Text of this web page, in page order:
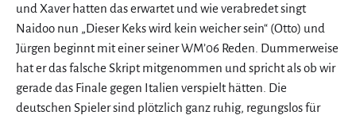
und Xaver hatten das erwartet und wie verabredet singt
Naidoo nun „Dieser Keks wird kein weicher sein“ (Otto) und
Jürgen beginnt mit einer seiner WM’06 Reden. Dummerweise
hat er das falsche Skript mitgenommen und spricht als ob wir
gerade das Finale gegen Italien verspielt hätten. Die
deutschen Spieler sind plötzlich ganz ruhig, regungslos für